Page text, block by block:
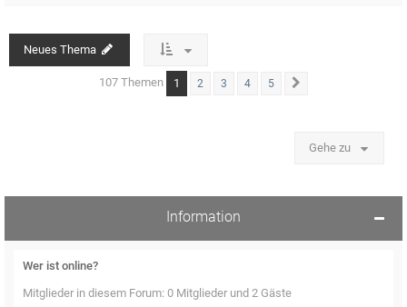
Neues Thema
107 Themen 1 2 3 4 5
Gehe zu
Information
Wer ist online?
Mitglieder in diesem Forum: 0 Mitglieder und 2 Gäste